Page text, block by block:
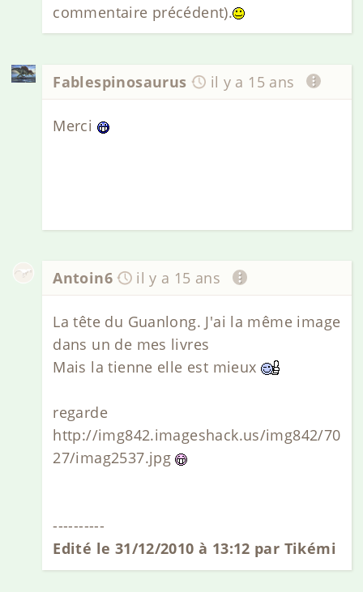
commentaire précédent).
Fablespinosaurus il y a 15 ans
Merci
Antoin6 il y a 15 ans
La tête du Guanlong. J'ai la même image
dans un de mes livres
Mais la tienne elle est mieux
regarde
http://img842.imageshack.us/img842/70
27/imag2537.jpg
----------
Edité le 31/12/2010 à 13:12 par Tikémi